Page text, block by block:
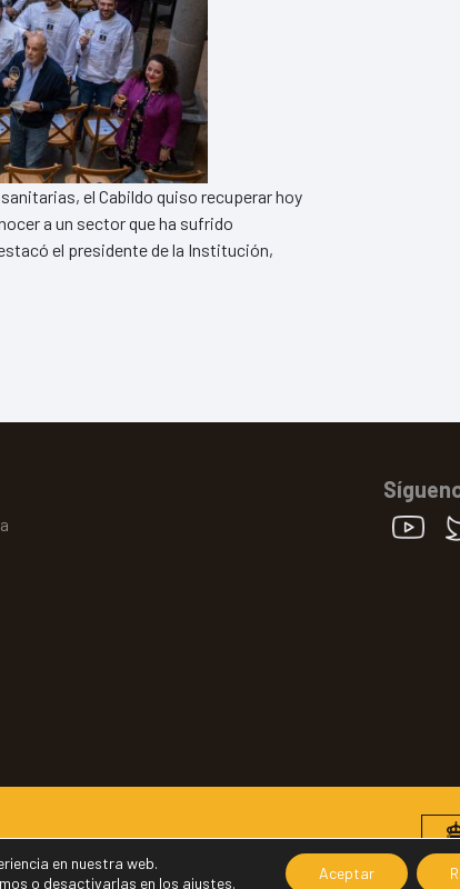
el Cabildo quiso recuperar hoy
a un sector que ha sufrido
el presidente de la Institución,
incluidos en la Guía Michelin 2022 por su
en nuestra web.
o desactivarlas en los ajustes.
Aceptar